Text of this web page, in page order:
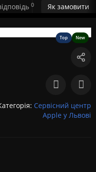
0 Як замовити
Top New
Сервісний центр
Apple у Львові